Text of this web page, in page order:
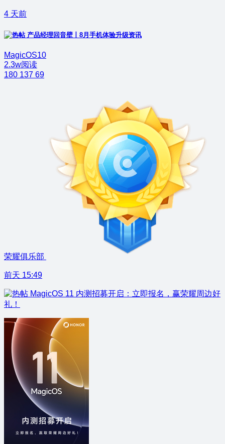
4 天前
产品经理回音壁丨8月手机体验升级资讯
MagicOS10
2.3w阅读
180 137 69
荣耀俱乐部
前天 15:49
MagicOS 11 内测招募开启：立即报名，赢荣耀周边好
礼！